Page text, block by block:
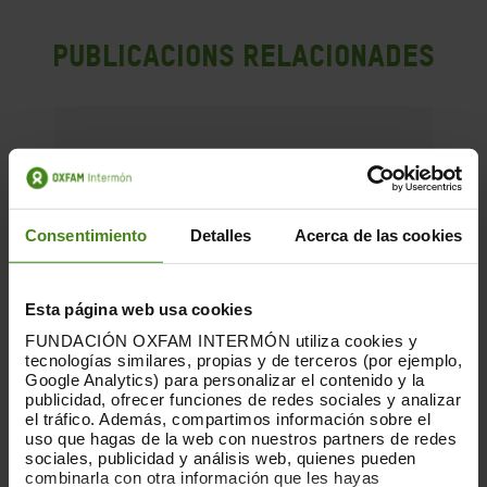
Consentimiento Detalles Acerca de las cookies
Esta página web usa cookies
FUNDACIÓN OXFAM INTERMÓN utiliza cookies y
tecnologías similares, propias y de terceros (por ejemplo,
Google Analytics) para personalizar el contenido y la
publicidad, ofrecer funciones de redes sociales y analizar
el tráfico. Además, compartimos información sobre el
uso que hagas de la web con nuestros partners de redes
sociales, publicidad y análisis web, quienes pueden
combinarla con otra información que les hayas
Publicacions Relacionades